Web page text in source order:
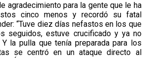
agradecimiento para la gente que le ha
cinco menos y recordó su fatal
“Tuve diez días nefastos en los que
seguidos, estuve crucificado y ya no
Y la pulla que tenía preparada para los
se centró en un ataque directo al